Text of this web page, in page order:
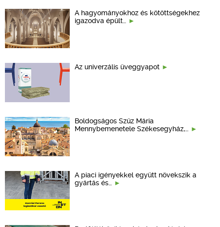
A hagyományokhoz és kötöttségekhez
igazodva épült…
Az univerzális üveggyapot
Boldogságos Szűz Mária
Mennybemenetele Székesegyház,…
A piaci igényekkel együtt növekszik a
gyártás és…